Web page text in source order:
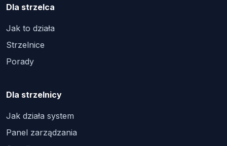
Dla strzelca
Jak to działa
Strzelnice
Porady
Dla strzelnicy
Jak działa system
Panel zarządzania